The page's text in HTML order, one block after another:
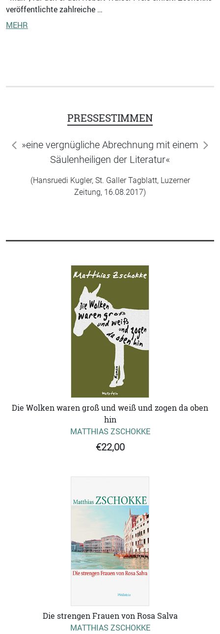
veröffentlichte zahlreiche …
MEHR
PRESSESTIMMEN
»eine vergnügliche Abrechnung mit einem
Säulenheiligen der Literatur«
(Hansruedi Kugler, St. Galler Tagblatt, Luzerner
Zeitung, 16.08.2017)
zurück
Die Wolken waren groß und weiß und zogen da oben
hin
MATTHIAS ZSCHOKKE
€22,00
Die strengen Frauen von Rosa Salva
MATTHIAS ZSCHOKKE